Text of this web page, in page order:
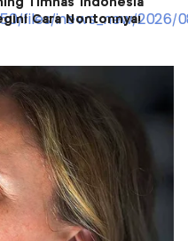
Timnas Indonesia
Cara Nontonnya!